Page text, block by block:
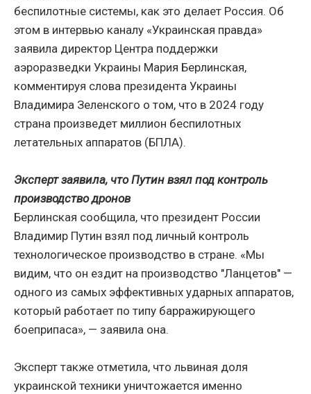
беспилотные системы, как это делает Россия. Об
этом в интервью каналу «Украинская правда»
заявила директор Центра поддержки
аэроразведки Украины Мария Берлинская,
комментируя слова президента Украины
Владимира Зеленского о том, что в 2024 году
страна произведет миллион беспилотных
летательных аппаратов (БПЛА).
Эксперт заявила, что Путин взял под контроль
производство дронов
Берлинская сообщила, что президент России
Владимир Путин взял под личный контроль
технологическое производство в стране. «Мы
видим, что он ездит на производство "Ланцетов" —
одного из самых эффективных ударных аппаратов,
который работает по типу барражирующего
боеприпаса», — заявила она.
Эксперт также отметила, что львиная доля
украинской техники уничтожается именно